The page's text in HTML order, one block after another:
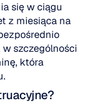
się w ciągu
z miesiąca na
szczególności
która